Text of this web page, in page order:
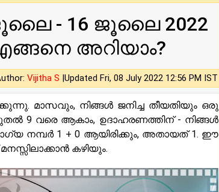
- 16 ജൂലൈ 2022
അറിയാം?
Vijitha S |Updated Fri, 08 July 2022 12:56 PM IST
മാസവും, നിങ്ങൾ ജനിച്ച തീയതിയും ഒരു
മുതൽ 9 വരെ ആകാം, ഉദാഹരണത്തിന് - നിങ്ങൾ
ഭാഗ്യ നമ്പർ 1 + 0 ആയിരിക്കും, അതായത് 1. ഈ
കഴിയും.